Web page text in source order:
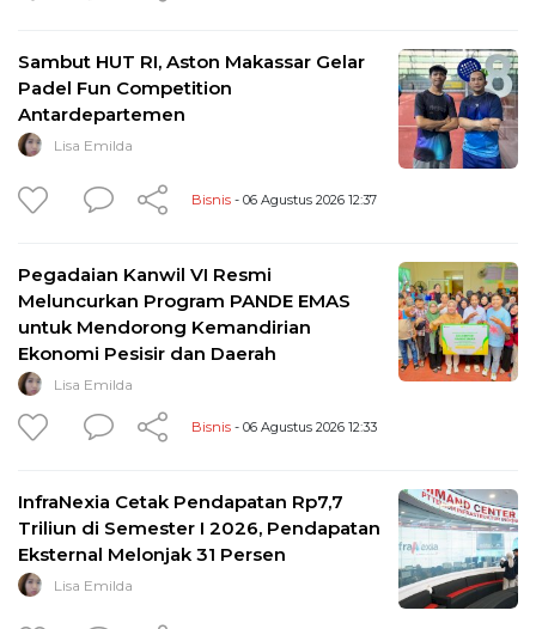
Sambut HUT RI, Aston Makassar Gelar
Padel Fun Competition
Antardepartemen
Lisa Emilda
Bisnis - 06 Agustus 2026 12:37
Pegadaian Kanwil VI Resmi
Meluncurkan Program PANDE EMAS
untuk Mendorong Kemandirian
Ekonomi Pesisir dan Daerah
Lisa Emilda
Bisnis - 06 Agustus 2026 12:33
InfraNexia Cetak Pendapatan Rp7,7
Triliun di Semester I 2026, Pendapatan
Eksternal Melonjak 31 Persen
Lisa Emilda